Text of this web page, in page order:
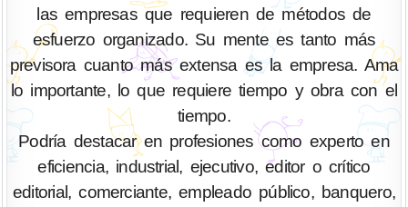
las empresas que requieren de métodos de
esfuerzo organizado. Su mente es tanto más
previsora cuanto más extensa es la empresa. Ama
lo importante, lo que requiere tiempo y obra con el
tiempo.
Podría destacar en profesiones como experto en
eficiencia, industrial, ejecutivo, editor o crítico
editorial, comerciante, empleado público, banquero,